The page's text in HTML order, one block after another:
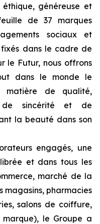
éthique, généreuse et
de 37 marques
sociaux et
dans le cadre de
le Futur, nous offrons
dans le monde le
de qualité,
de sincérité et de
la beauté dans son
engagés, une
et dans tous les
marché de la
magasins, pharmacies
salons de coiffure,
le Groupe a